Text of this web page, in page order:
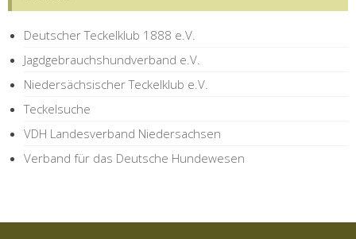
Deutscher Teckelklub 1888 e.V.
Jagdgebrauchshundverband e.V.
Niedersächsischer Teckelklub e.V.
Teckelsuche
VDH Landesverband Niedersachsen
Verband für das Deutsche Hundewesen